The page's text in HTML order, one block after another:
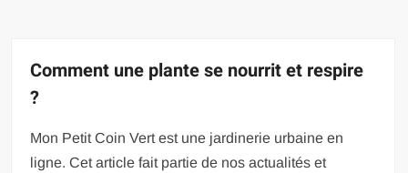
Comment une plante se nourrit et respire
?
Mon Petit Coin Vert est une jardinerie urbaine en
ligne. Cet article fait partie de nos actualités et